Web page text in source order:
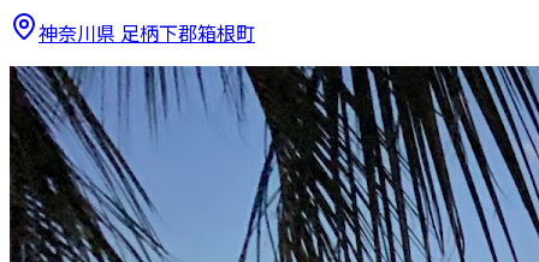
神奈川県 足柄下郡箱根町